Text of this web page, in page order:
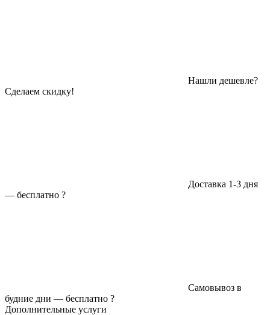
Нашли дешевле?
Сделаем скидку!
Доставка 1-3 дня
— бесплатно ?
Самовывоз в
будние дни — бесплатно ?
Дополнительные услуги